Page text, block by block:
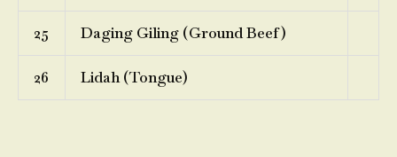
25 Daging Giling (Ground Beef)
26 Lidah (Tongue)